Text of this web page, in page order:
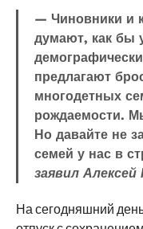
— Чиновники и
думают, как бы
предлагают
многодетных
рождаемости.
Но давайте не
семей у нас в
заявил Алексей
На сегодняшний